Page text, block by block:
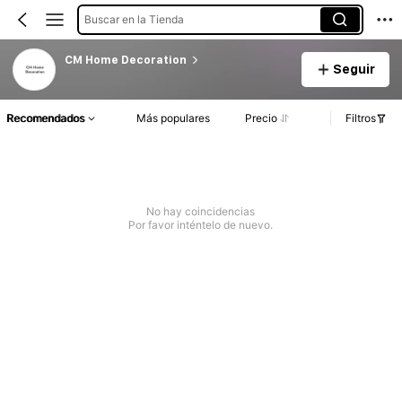
Buscar en la Tienda
CM Home Decoration
Seguir
Recomendados Más populares Precio Filtros
No hay coincidencias
Por favor inténtelo de nuevo.